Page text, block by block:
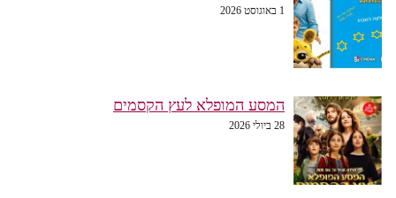
1 באוגוסט 2026
המסע המופלא לעץ הקסמים
28 ביולי 2026